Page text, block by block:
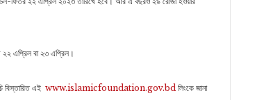
২২ এপ্রিল বা ২৩ এপ্রিল।
বিস্তারিত এই www.islamicfoundation.gov.bd লিংকে জানা